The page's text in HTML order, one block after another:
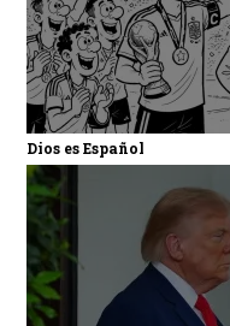
Dios es Español